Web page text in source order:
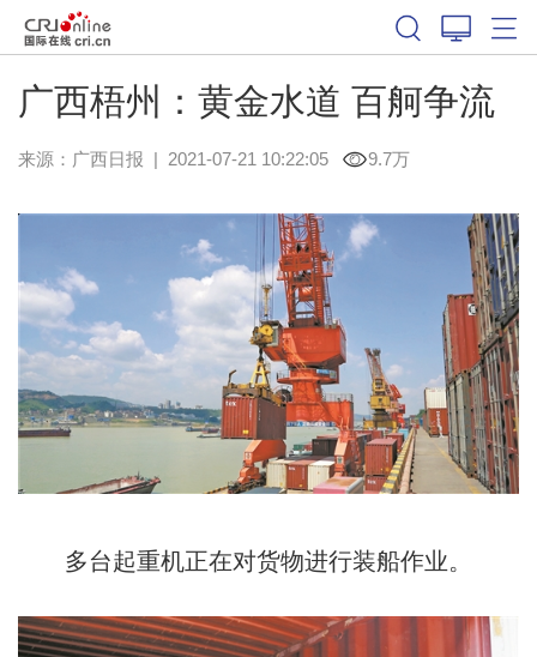
广西梧州：黄金水道 百舸争流
来源： 广西日报 | 2021-07-21 10:22:05 9.7万
多台起重机正在对货物进行装船作业。